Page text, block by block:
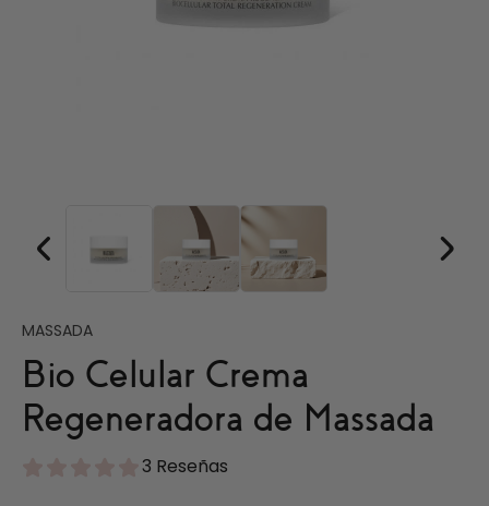
MASSADA
Bio Celular Crema
Regeneradora de Massada
3 Reseñas